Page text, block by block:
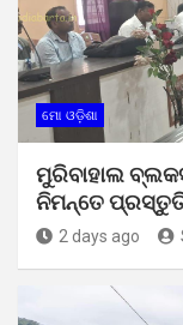
ମୋ ଓଡ଼ିଶା
ମୁରିବାହାଲ
ନିମନ୍ତେ
2 days ago